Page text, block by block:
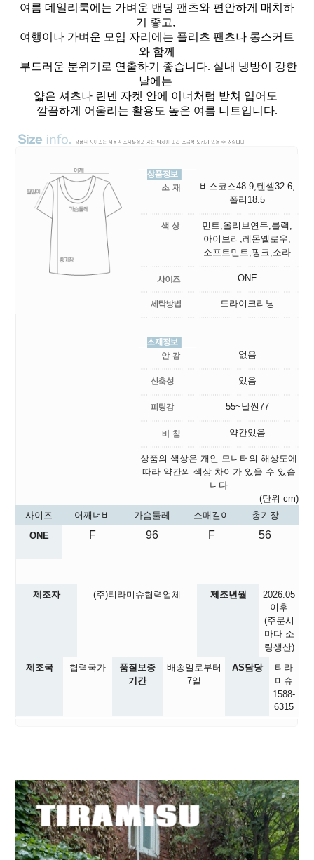
여름 데일리룩에는 가벼운 밴딩 팬츠와 편안하게 매치하
기 좋고,
여행이나 가벼운 모임 자리에는 플리츠 팬츠나 롱스커트
와 함께
부드러운 분위기로 연출하기 좋습니다. 실내 냉방이 강한
날에는
얇은 셔츠나 린넨 자켓 안에 이너처럼 받쳐 입어도
깔끔하게 어울리는 활용도 높은 여름 니트입니다.
비스코스48.9,텐셀32.6,
폴리18.5
민트,올리브연두,블랙,
아이보리,레몬옐로우,
소프트민트,핑크,소라
ONE
드라이크리닝
없음
있음
55~날씬77
약간있음
상품의 색상은 개인 모니터의 해상도에
따라 약간의 색상 차이가 있을 수 있습
니다
(단위 cm)
사이즈
어깨너비 가슴둘레 소매길이
총기장
ONE
F 96 F 56
제조자 (주)티라미슈협력업체 제조년월
2026.05
이후
(주문시
마다 소
량생산)
제조국
협력국가
품질보증
기간
배송일로부터
7일
AS담당
티라
미슈
1588-
6315